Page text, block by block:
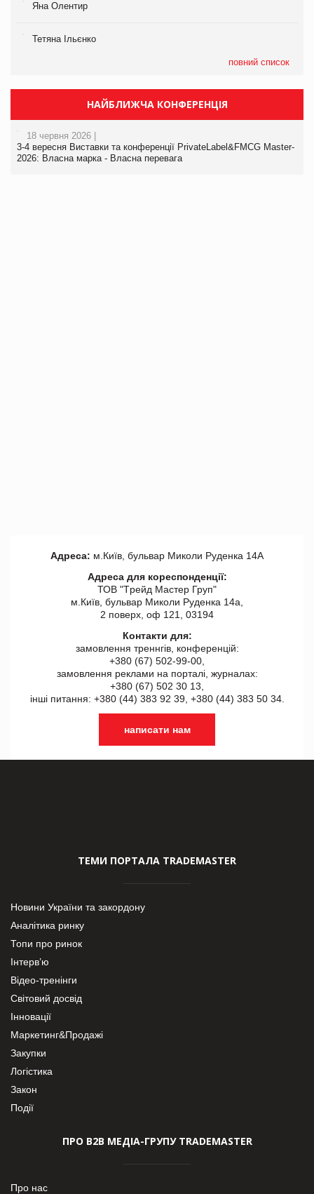
Яна Олентир
Тетяна Ільєнко
повний список
НАЙБЛИЖЧА КОНФЕРЕНЦІЯ
18 червня 2026 |
3-4 вересня Виставки та конференції PrivateLabel&FMCG Master-
2026: Власна марка - Власна перевага
Адреса: м.Київ, бульвар Миколи Руденка 14А
Адреса для кореспонденції:
ТОВ "Tрейд Мастер Груп"
м.Київ, бульвар Миколи Руденка 14а,
2 поверх, оф 121, 03194
Контакти для:
замовлення треннгів, конференцій:
+380 (67) 502-99-00,
замовлення реклами на порталі, журналах:
+380 (67) 502 30 13,
інші питання: +380 (44) 383 92 39, +380 (44) 383 50 34.
написати нам
ТЕМИ ПОРТАЛА TRADEMASTER
Новини України та закордону
Аналітика ринку
Топи про ринок
Інтерв’ю
Відео-тренінги
Світовий досвід
Інновації
Маркетинг&Продажі
Закупки
Логістика
Закон
Події
ПРО В2В МЕДІА-ГРУПУ TRADEMASTER
Про нас